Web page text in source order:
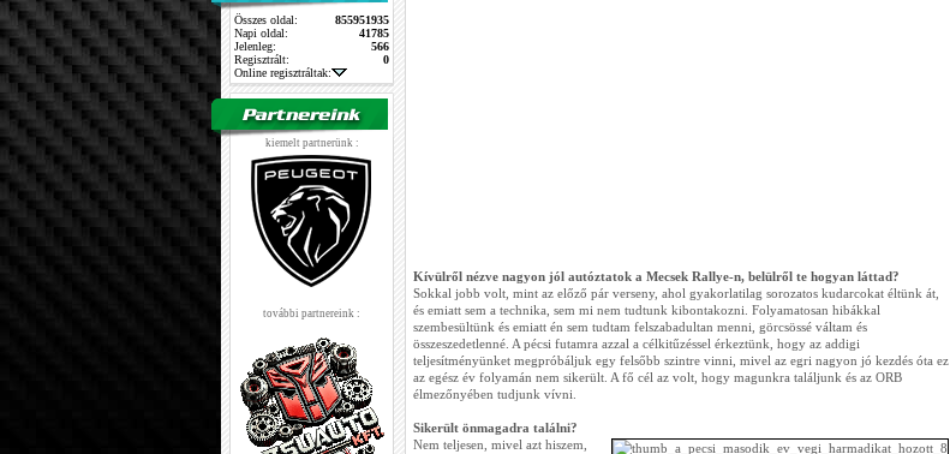
Összes oldal:
855951935
Napi oldal:
41785
Jelenleg:
566
Regisztrált:
0
Online regisztráltak:
kiemelt partnerünk :
további partnereink :
Kívülről nézve nagyon jól autóztatok a Mecsek Rallye-n, belülről te hogyan láttad?
Sokkal jobb volt, mint az előző pár verseny, ahol gyakorlatilag sorozatos kudarcokat éltünk át,
és emiatt sem a technika, sem mi nem tudtunk kibontakozni. Folyamatosan hibákkal
szembesültünk és emiatt én sem tudtam felszabadultan menni, görcsössé váltam és
összeszedetlenné. A pécsi futamra azzal a célkitűzéssel érkeztünk, hogy az addigi
teljesítményünket megpróbáljuk egy felsőbb szintre vinni, mivel az egri nagyon jó kezdés óta ez
az egész év folyamán nem sikerült. A fő cél az volt, hogy magunkra találjunk és az ORB
élmezőnyében tudjunk vívni.
Sikerült önmagadra találni?
Nem teljesen, mivel azt hiszem,